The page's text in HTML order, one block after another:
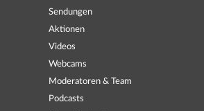
Sendungen
Aktionen
Videos
Webcams
Moderatoren & Team
Podcasts